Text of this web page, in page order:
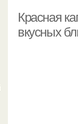
Красная
вкусных